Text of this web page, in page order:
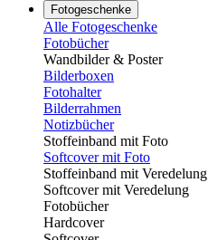
Fotogeschenke
Alle Fotogeschenke
Fotobücher
Wandbilder & Poster
Bilderboxen
Fotohalter
Bilderrahmen
Notizbücher
Stoffeinband mit Foto
Softcover mit Foto
Stoffeinband mit Veredelung
Softcover mit Veredelung
Fotobücher
Hardcover